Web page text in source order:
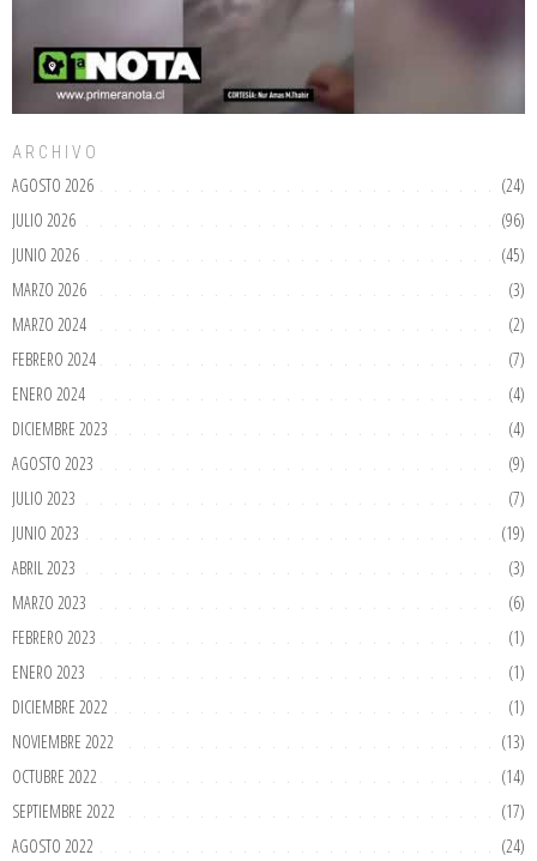
ARCHIVO
AGOSTO 2026
(24)
JULIO 2026
(96)
JUNIO 2026
(45)
MARZO 2026
(3)
MARZO 2024
(2)
FEBRERO 2024
(7)
ENERO 2024
(4)
DICIEMBRE 2023
(4)
AGOSTO 2023
(9)
JULIO 2023
(7)
JUNIO 2023
(19)
ABRIL 2023
(3)
MARZO 2023
(6)
FEBRERO 2023
(1)
ENERO 2023
(1)
DICIEMBRE 2022
(1)
NOVIEMBRE 2022
(13)
OCTUBRE 2022
(14)
SEPTIEMBRE 2022
(17)
AGOSTO 2022
(24)